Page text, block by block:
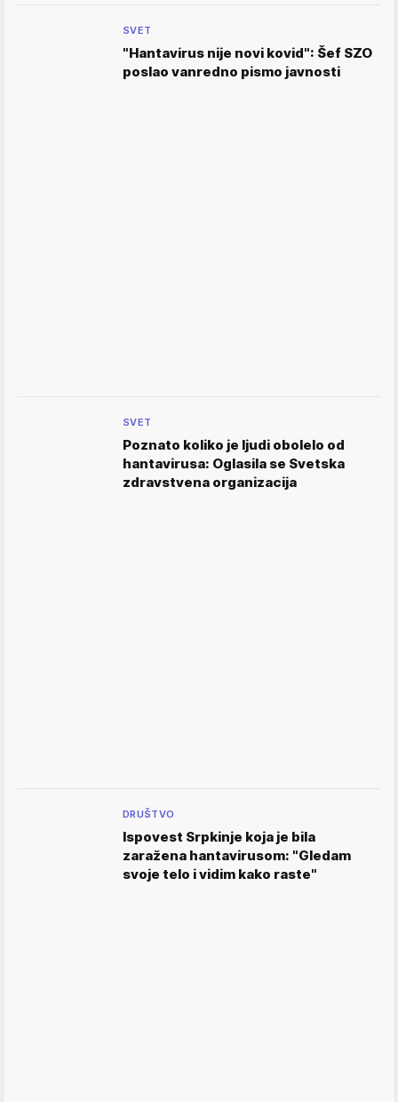
SVET
"Hantavirus nije novi kovid": Šef SZO
poslao vanredno pismo javnosti
SVET
Poznato koliko je ljudi obolelo od
hantavirusa: Oglasila se Svetska
zdravstvena organizacija
DRUŠTVO
Ispovest Srpkinje koja je bila
zaražena hantavirusom: "Gledam
svoje telo i vidim kako raste"